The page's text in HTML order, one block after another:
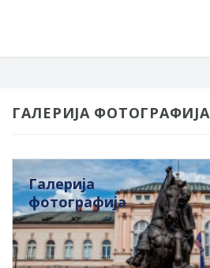
ГАЛЕРИЈА ФОТОГРАФИЈА
Галерија
фотографија